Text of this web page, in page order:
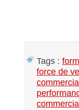
Tags :
force de